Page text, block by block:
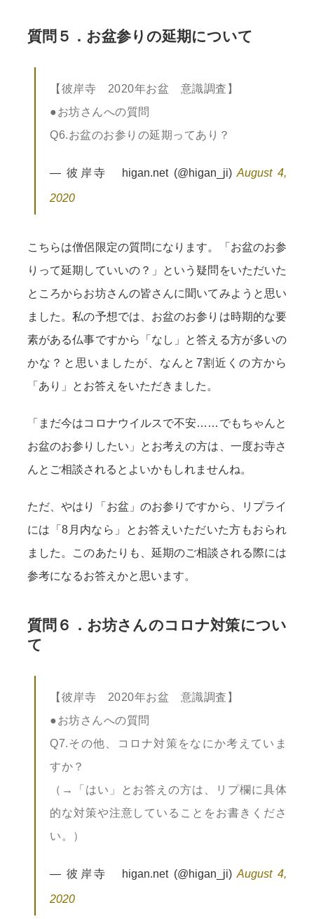
質問５．お盆参りの延期について
【彼岸寺 2020年お盆 意識調査】
●お坊さんへの質問
Q6.お盆のお参りの延期ってあり？
— 彼岸寺 higan.net (@higan_ji)August 4,
2020
こちらは僧侶限定の質問になります。「お盆のお参
りって延期していいの？」という疑問をいただいた
ところからお坊さんの皆さんに聞いてみようと思い
ました。私の予想では、お盆のお参りは時期的な要
素がある仏事ですから「なし」と答える方が多いの
かな？と思いましたが、なんと7割近くの方から
「あり」とお答えをいただきました。
「まだ今はコロナウイルスで不安……でもちゃんと
お盆のお参りしたい」とお考えの方は、一度お寺さ
んとご相談されるとよいかもしれませんね。
ただ、やはり「お盆」のお参りですから、リプライ
には「8月内なら」とお答えいただいた方もおられ
ました。このあたりも、延期のご相談される際には
参考になるお答えかと思います。
質問６．お坊さんのコロナ対策につい
て
【彼岸寺 2020年お盆 意識調査】
●お坊さんへの質問
Q7.その他、コロナ対策をなにか考えていま
すか？
（→「はい」とお答えの方は、リプ欄に具体
的な対策や注意していることをお書きくださ
い。）
— 彼岸寺 higan.net (@higan_ji)August 4,
2020